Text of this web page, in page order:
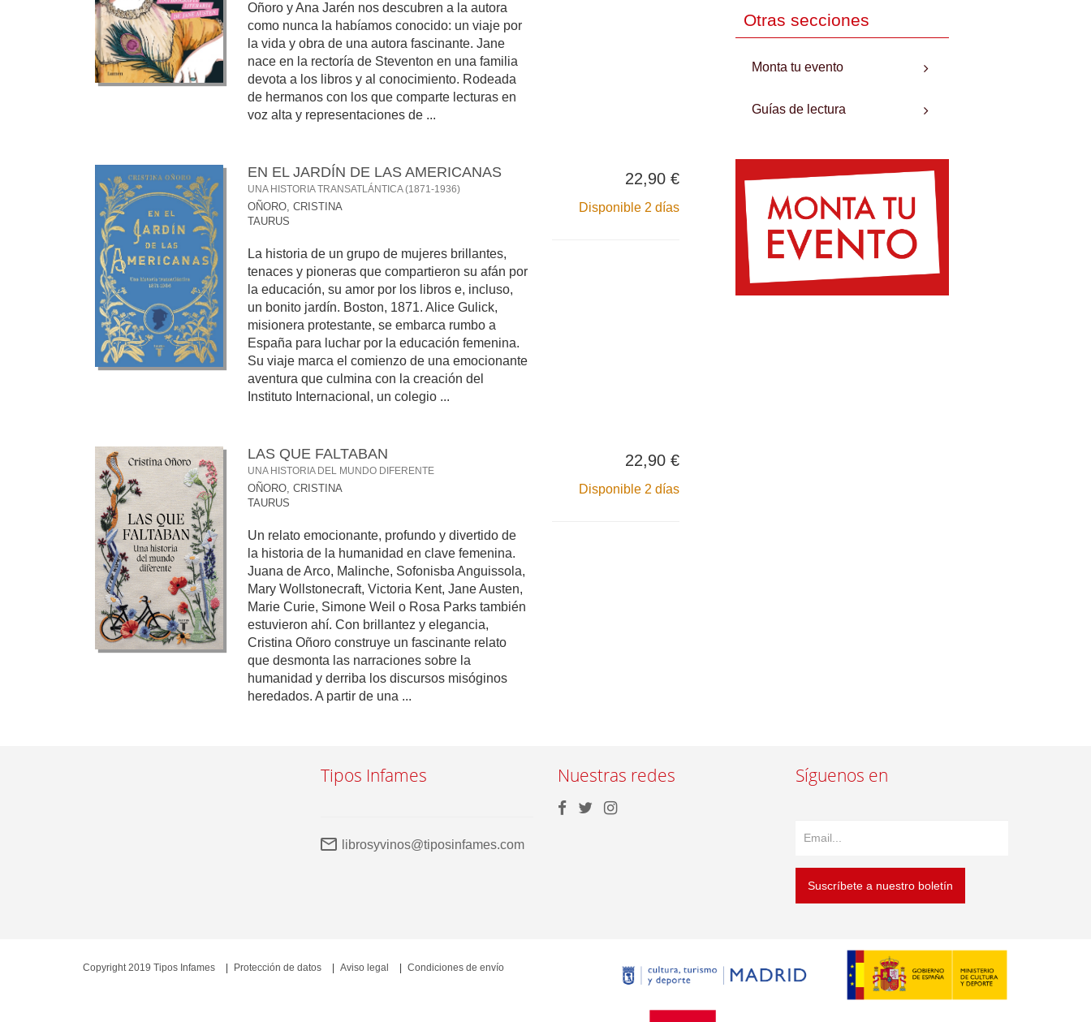
Oñoro y Ana Jarén nos descubren a la autora
como nunca la habíamos conocido: un viaje por
la vida y obra de una autora fascinante. Jane
nace en la rectoría de Steventon en una familia
devota a los libros y al conocimiento. Rodeada
de hermanos con los que comparte lecturas en
voz alta y representaciones de ...
EN EL JARDÍN DE LAS AMERICANAS
UNA HISTORIA TRANSATLÁNTICA (1871-1936)
OÑORO, CRISTINA
TAURUS
La historia de un grupo de mujeres brillantes,
tenaces y pioneras que compartieron su afán por
la educación, su amor por los libros e, incluso,
un bonito jardín. Boston, 1871. Alice Gulick,
misionera protestante, se embarca rumbo a
España para luchar por la educación femenina.
Su viaje marca el comienzo de una emocionante
aventura que culmina con la creación del
Instituto Internacional, un colegio ...
22,90 €
Disponible 2 días
LAS QUE FALTABAN
UNA HISTORIA DEL MUNDO DIFERENTE
OÑORO, CRISTINA
TAURUS
Un relato emocionante, profundo y divertido de
la historia de la humanidad en clave femenina.
Juana de Arco, Malinche, Sofonisba Anguissola,
Mary Wollstonecraft, Victoria Kent, Jane Austen,
Marie Curie, Simone Weil o Rosa Parks también
estuvieron ahí. Con brillantez y elegancia,
Cristina Oñoro construye un fascinante relato
que desmonta las narraciones sobre la
humanidad y derriba los discursos misóginos
heredados. A partir de una ...
22,90 €
Disponible 2 días
Otras secciones
Monta tu evento
Guías de lectura
Tipos Infames
librosyvinos@tiposinfames.com
Nuestras redes Síguenos en
Suscríbete a nuestro boletín
Copyright 2019 Tipos Infames Protección de datos Aviso legal Condiciones de envío